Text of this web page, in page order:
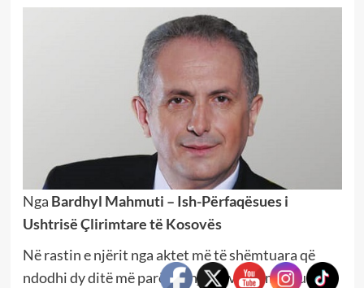
Nga Bardhyl Mahmuti – Ish-Përfaqësues i
Ushtrisë Çlirimtare të Kosovës
Në rastin e njërit nga aktet më të shëmtuara që
ndodhi dy ditë më parë, ku një “lavire e maskuar